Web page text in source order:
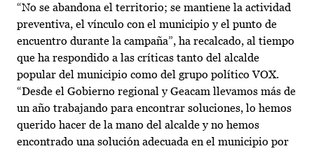
“No se abandona el territorio; se mantiene la actividad
preventiva, el vínculo con el municipio y el punto de
encuentro durante la campaña”, ha recalcado, al tiempo
que ha respondido a las críticas tanto del alcalde
popular del municipio como del grupo político VOX.
“Desde el Gobierno regional y Geacam llevamos más de
un año trabajando para encontrar soluciones, lo hemos
querido hacer de la mano del alcalde y no hemos
encontrado una solución adecuada en el municipio por